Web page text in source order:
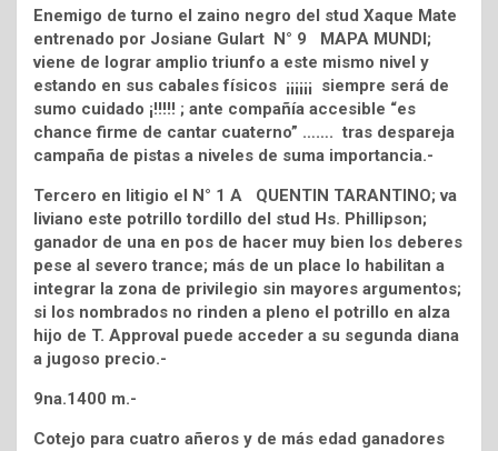
Enemigo de turno el zaino negro del stud Xaque Mate
entrenado por Josiane Gulart N° 9 MAPA MUNDI;
viene de lograr amplio triunfo a este mismo nivel y
estando en sus cabales físicos ¡¡¡¡¡¡ siempre será de
sumo cuidado ¡!!!!! ; ante compañía accesible “es
chance firme de cantar cuaterno” ……. tras despareja
campaña de pistas a niveles de suma importancia.-
Tercero en litigio el N° 1 A QUENTIN TARANTINO; va
liviano este potrillo tordillo del stud Hs. Phillipson;
ganador de una en pos de hacer muy bien los deberes
pese al severo trance; más de un place lo habilitan a
integrar la zona de privilegio sin mayores argumentos;
si los nombrados no rinden a pleno el potrillo en alza
hijo de T. Approval puede acceder a su segunda diana
a jugoso precio.-
9na.1400 m.-
Cotejo para cuatro añeros y de más edad ganadores